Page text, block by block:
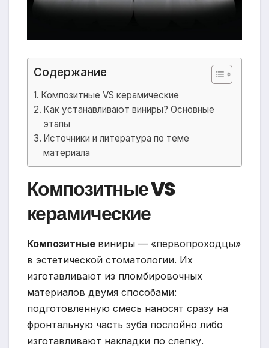
Содержание
Композитные VS керамические
Как устанавливают виниры? Основные
этапы
Источники и литература по теме
материала
Композитные VS
керамические
Композитные виниры — «первопроходцы»
в эстетической стоматологии. Их
изготавливают из пломбировочных
материалов двумя способами:
подготовленную смесь наносят сразу на
фронтальную часть зуба послойно либо
изготавливают накладки по слепку.